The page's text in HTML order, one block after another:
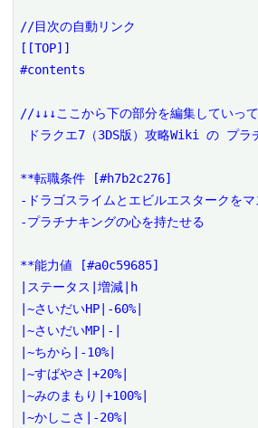
//目次の自動リンク
[[TOP]]
#contents
//↓↓↓ここから下の部分を編集していっ
**転職条件 [#h7b2c276]
-ドラゴスライムとエビルエスタークをマ
-プラチナキングの心を持たせる
**能力値 [#a0c59685]
|ステータス|増減|h
|~さいだいHP|-60%|
|~さいだいMP|-|
|~ちから|-10%|
|~すばやさ|+20%|
|~みのまもり|+100%|
|~かしこさ|-20%|